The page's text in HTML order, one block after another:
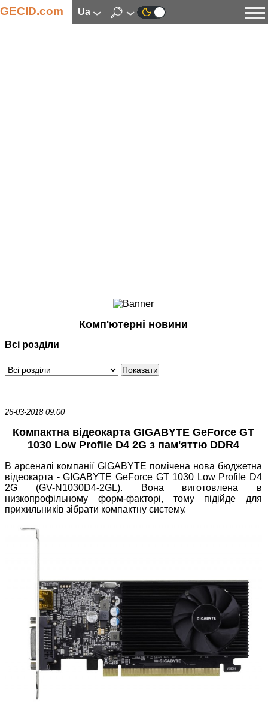
GECID.com ua
Смартфони
Периферія
Програмне забезпечення
Комп'ютерні новини
Всі розділи
26-03-2018 09:00
Компактна відеокарта GIGABYTE GeForce GT
1030 Low Profile D4 2G з пам'яттю DDR4
В арсеналі компанії GIGABYTE помічена нова бюджетна
відеокарта - GIGABYTE GeForce GT 1030 Low Profile D4
2G (GV-N1030D4-2GL). Вона виготовлена ​​в
низкопрофільному форм-факторі, тому підійде для
прихильників зібрати компактну систему.